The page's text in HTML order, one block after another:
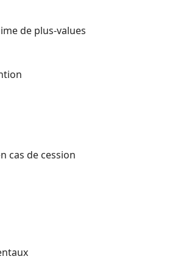
de plus-values
cas de cession